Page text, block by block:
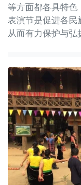
等方面都各具特色
表演节是促进各民
从而有力保护与弘